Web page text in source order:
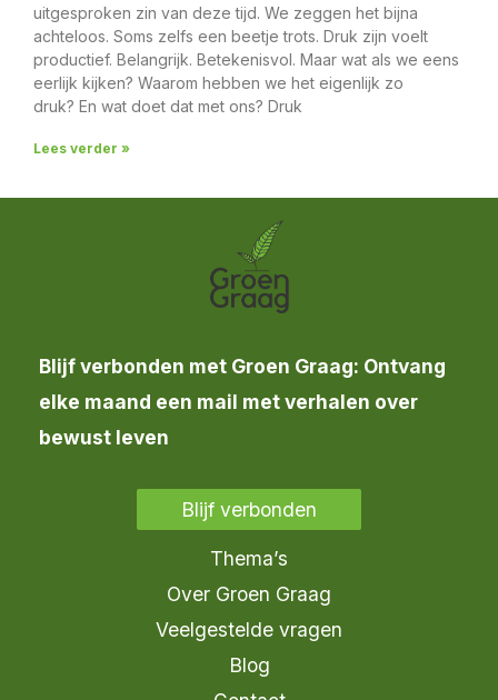
uitgesproken zin van deze tijd. We zeggen het bijna
achteloos. Soms zelfs een beetje trots. Druk zijn voelt
productief. Belangrijk. Betekenisvol. Maar wat als we eens
eerlijk kijken? Waarom hebben we het eigenlijk zo
druk? En wat doet dat met ons? Druk
Lees verder »
Blijf verbonden met Groen Graag: Ontvang
elke maand een mail met verhalen over
bewust leven
Blijf verbonden
Thema’s
Over Groen Graag
Veelgestelde vragen
Blog